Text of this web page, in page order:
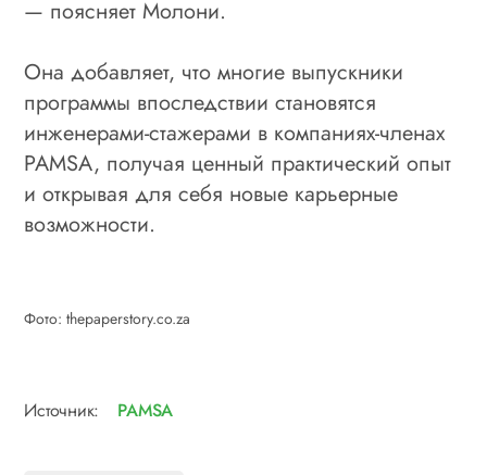
— поясняет Молони.
Она добавляет, что многие выпускники
программы впоследствии становятся
инженерами-стажерами в компаниях-членах
PAMSA, получая ценный практический опыт
и открывая для себя новые карьерные
возможности.
Фото: thepaperstory.co.za
Источник: PAMSA